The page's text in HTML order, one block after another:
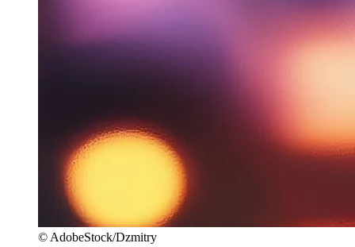
© AdobeStock/Dzmitry